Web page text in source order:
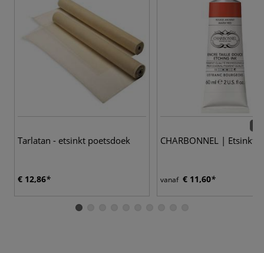
Tarlatan - etsinkt poetsdoek
€ 12,86
CHARBONNEL | Etsinkt
vanaf € 11,60